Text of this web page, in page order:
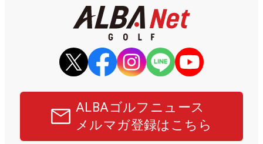
ALBAゴルフニュース
メルマガ登録はこちら